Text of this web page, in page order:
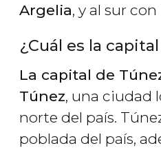
Argelia, y al sur con
¿Cuál es la
La capital de
Túnez, una ciudad
norte del país.
poblada del país,